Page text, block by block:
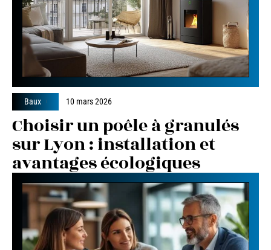
Baux 10 mars 2026
Choisir un poêle à granulés
sur Lyon : installation et
avantages écologiques